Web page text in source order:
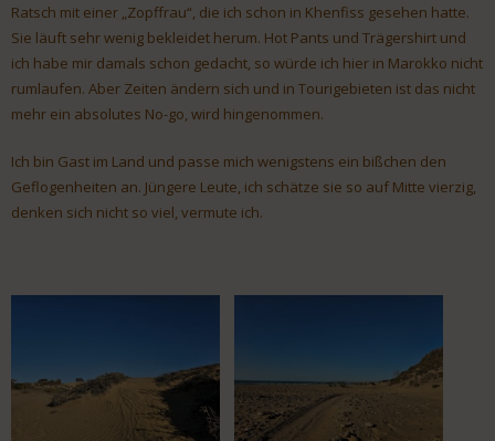
Ratsch mit einer „Zopffrau“, die ich schon in Khenfiss gesehen hatte.
Sie läuft sehr wenig bekleidet herum. Hot Pants und Trägershirt und
ich habe mir damals schon gedacht, so würde ich hier in Marokko nicht
rumlaufen. Aber Zeiten ändern sich und in Tourigebieten ist das nicht
mehr ein absolutes No-go, wird hingenommen.
Ich bin Gast im Land und passe mich wenigstens ein bißchen den
Geflogenheiten an. Jüngere Leute, ich schätze sie so auf Mitte vierzig,
denken sich nicht so viel, vermute ich.